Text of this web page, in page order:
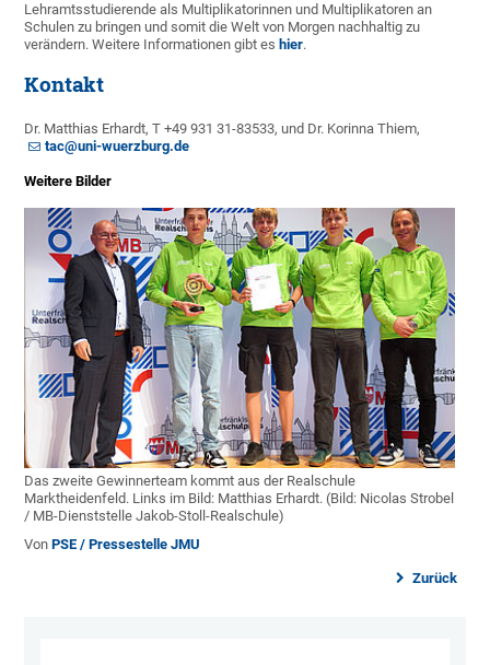
Lehramtsstudierende als Multiplikatorinnen und Multiplikatoren an
Schulen zu bringen und somit die Welt von Morgen nachhaltig zu
verändern. Weitere Informationen gibt es hier.
Kontakt
Dr. Matthias Erhardt, T +49 931 31-83533, und Dr. Korinna Thiem,
tac@uni-wuerzburg.de
Weitere Bilder
Das zweite Gewinnerteam kommt aus der Realschule
Marktheidenfeld. Links im Bild: Matthias Erhardt. (Bild: Nicolas Strobel
/ MB-Dienststelle Jakob-Stoll-Realschule)
VonPSE / Pressestelle JMU
Zurück